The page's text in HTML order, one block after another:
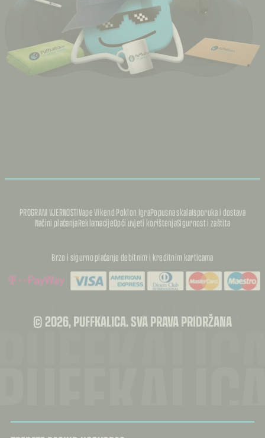
PROGRAM VJERNOSTIVape Vikend Poklon IgraPopusna skalaIsporuka i dostava
Načini plaćanjaReklamacijeOpći uvjeti korištenjaSigurnost i zaštita
Brzo i sigurno plaćanje debitnim i kreditnim karticama
© 2026, PUFFKALICA. SVA PRAVA PRIDRŽANA